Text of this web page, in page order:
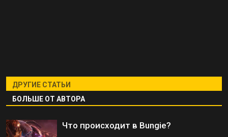
ДРУГИЕ СТАТЬИ
БОЛЬШЕ ОТ АВТОРА
Что происходит в Bungie?